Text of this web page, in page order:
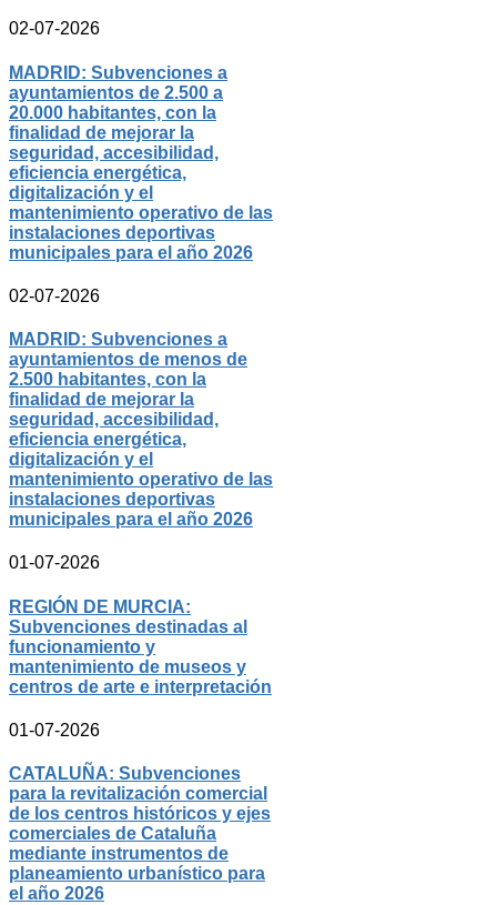
02-07-2026
MADRID: Subvenciones a
ayuntamientos de 2.500 a
20.000 habitantes, con la
finalidad de mejorar la
seguridad, accesibilidad,
eficiencia energética,
digitalización y el
mantenimiento operativo de las
instalaciones deportivas
municipales para el año 2026
02-07-2026
MADRID: Subvenciones a
ayuntamientos de menos de
2.500 habitantes, con la
finalidad de mejorar la
seguridad, accesibilidad,
eficiencia energética,
digitalización y el
mantenimiento operativo de las
instalaciones deportivas
municipales para el año 2026
01-07-2026
REGIÓN DE MURCIA:
Subvenciones destinadas al
funcionamiento y
mantenimiento de museos y
centros de arte e interpretación
01-07-2026
CATALUÑA: Subvenciones
para la revitalización comercial
de los centros históricos y ejes
comerciales de Cataluña
mediante instrumentos de
planeamiento urbanístico para
el año 2026